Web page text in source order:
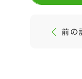
前の